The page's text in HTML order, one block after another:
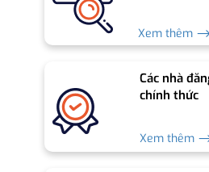
Xem thêm
Các nhà
chính thức
Xem thêm